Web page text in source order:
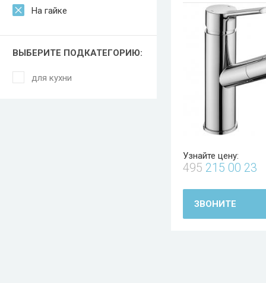
На гайке
ВЫБЕРИТЕ ПОДКАТЕГОРИЮ:
для кухни
Узнайте цену:
495 215 00 23
ЗВОНИТЕ